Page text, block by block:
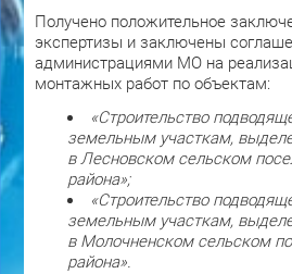
Получено положительное
экспертизы и заключены
администрациями МО на
монтажных работ по объектам:
«Строительство
земельным участкам,
в Лесновском сельском
района»;
«Строительство
земельным участкам,
в Молочненском сельском
района».